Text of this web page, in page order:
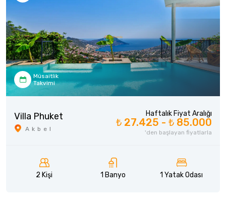
Müsaitlik
Takvimi
Villa Phuket
Akbel
Haftalık Fiyat Aralığı
₺ 27.425 - ₺ 85.000
'den başlayan fiyatlarla
2 Kişi 1 Banyo 1 Yatak Odası